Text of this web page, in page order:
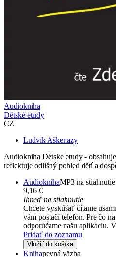
Audiokniha
Dětské etudy
CZ
Ludvík Aškenazy
Audiokniha Dětské etudy -
reflektuje odlišný pohled dětí a
AudioknihaMP3 na stiahnutie
9,16 €
Ihneď na stiahnutie
Chcete vyskúšať čítanie
vám postačí telefón. Pre čo
odporúčame našu aplikáciu.
Pridať do zoznamu
Vložiť do košíka
Knihapevná väzba